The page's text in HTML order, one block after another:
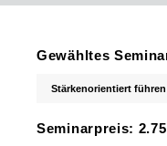
Gewähltes
Seminarpreis: